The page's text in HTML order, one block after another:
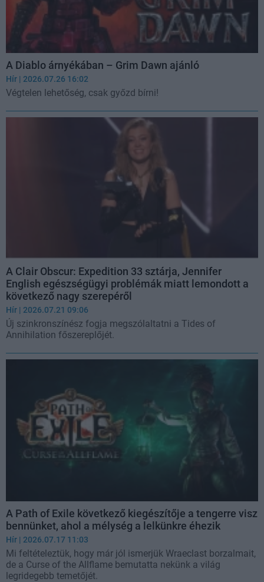
A Diablo árnyékában – Grim Dawn ajánló
Hír | 2026.07.26 16:02
Végtelen lehetőség, csak győzd bírni!
A Clair Obscur: Expedition 33 sztárja, Jennifer
English egészségügyi problémák miatt lemondott a
következő nagy szerepéről
Hír | 2026.07.21 09:06
Új szinkronszínész fogja megszólaltatni a Tides of
Annihilation főszereplőjét.
A Path of Exile következő kiegészítője a tengerre visz
bennünket, ahol a mélység a lelkünkre éhezik
Hír | 2026.07.17 11:03
Mi feltételeztük, hogy már jól ismerjük Wraeclast borzalmait,
de a Curse of the Allflame bemutatta nekünk a világ
legridegebb temetőjét.